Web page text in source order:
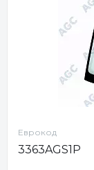
Еврокод
3363AGS1P